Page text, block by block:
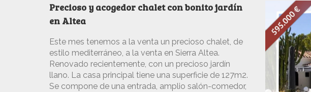
Precioso y acogedor chalet con bonito jardín
en Altea
Este mes tenemos a la venta un precioso chalet, de
estilo mediterráneo, a la venta en Sierra Altea.
Renovado recientemente, con un precioso jardín
llano. La casa principal tiene una superficie de 127m2.
Se compone de una entrada, amplio salón-comedor,